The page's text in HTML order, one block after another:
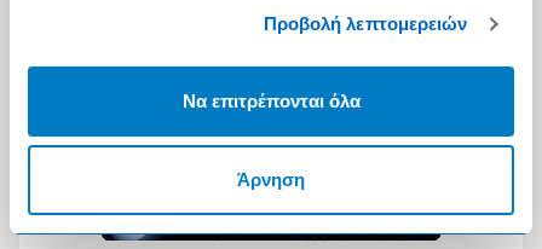
Προβολή λεπτομερειών
Να επιτρέπονται όλα
Άρνηση